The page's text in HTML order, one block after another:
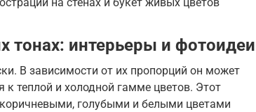
тонах: интерьеры и фотоидеи
В зависимости от их пропорций он может
теплой и холодной гамме цветов. Этот
голубыми и белыми цветами